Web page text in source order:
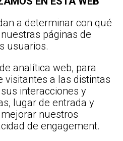
a determinar con qué
páginas de
usuarios.
analítica web, para
visitantes a las distintas
interacciones y
lugar de entrada y
nuestros
de engagement.